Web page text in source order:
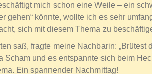
mich schon eine Weile – ein
gehen“ könnte, wollte ich es sehr
sich mit diesem Thema zu
saß, fragte meine Nachbarin: „Brütest
Scham und es entspannte sich beim
Ein spannender Nachmittag!